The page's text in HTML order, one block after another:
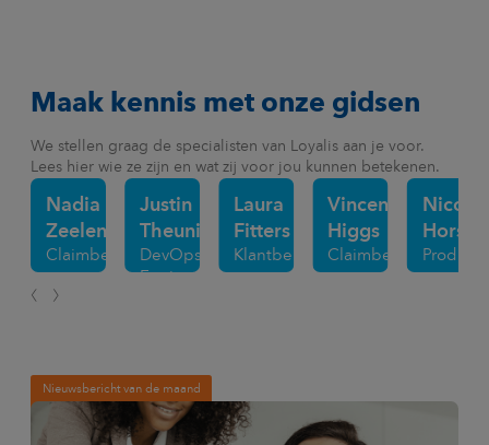
Maak kennis met onze gidsen
We stellen graag de specialisten van Loyalis aan je voor.
Lees hier wie ze zijn en wat zij voor jou kunnen betekenen.
Nadia
Zeelen
Claimbehandelaar
Justin
Theunissen
DevOps
Engineer
Laura
Fitters
Klantbeheerder
Vincent
Higgs
Claimbehandelaar
Nicole
Horsch
Nieuwsbericht van de maand